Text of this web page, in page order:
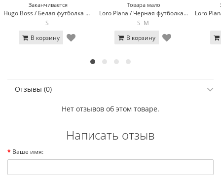
Заканчивается
Hugo Boss / Белая футболка поло Hugo Boss 317-3
S
В корзину
Товара мало
Loro Piana / Черная футболка поло Loro Piana 570-1
S M
В корзину
Отзывы (0)
Нет отзывов об этом товаре.
Написать отзыв
Ваше имя: